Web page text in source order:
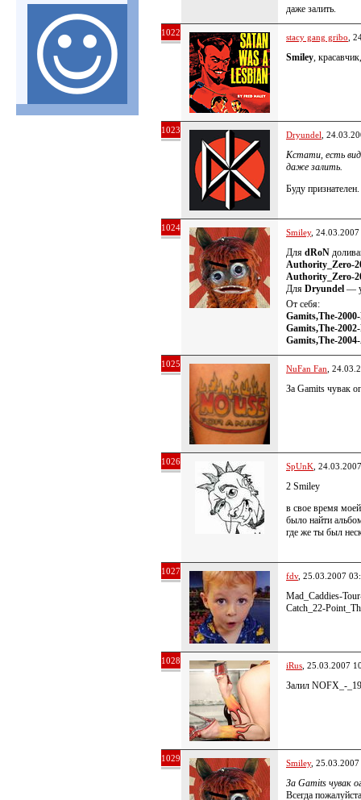
даже залить.
1022 stacy gang gribo ,
Smiley,
1023 Dryundel ,
Кстати, есть
даже залить.
Буду признателен.
1024 Smiley,
Для dRoN
Authority_Zero-
Authority_Zero-
Для Dryundel —
От себя:
Gamits,The-
Gamits,The-
Gamits,The-
1025 NuFan Fan ,
За Gamits чувак
1026 SpUnK ,
2 Smiley
в свое время
было найти
где же ты был
1027 fdv, 25.03.2007
Mad_Caddies-
Catch_22-
1028 iRus , 25.03.2007
Залил NOFX_-
1029 Smiley,
За Gamits чувак
Всегда